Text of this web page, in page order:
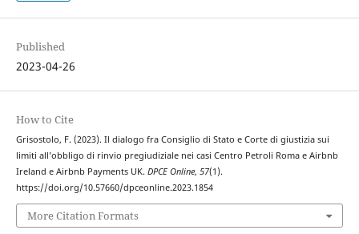
Published
2023-04-26
How to Cite
Grisostolo, F. (2023). Il dialogo fra Consiglio di Stato e Corte di giustizia sui
limiti all’obbligo di rinvio pregiudiziale nei casi Centro Petroli Roma e Airbnb
Ireland e Airbnb Payments UK. DPCE Online, 57(1).
https://doi.org/10.57660/dpceonline.2023.1854
More Citation Formats